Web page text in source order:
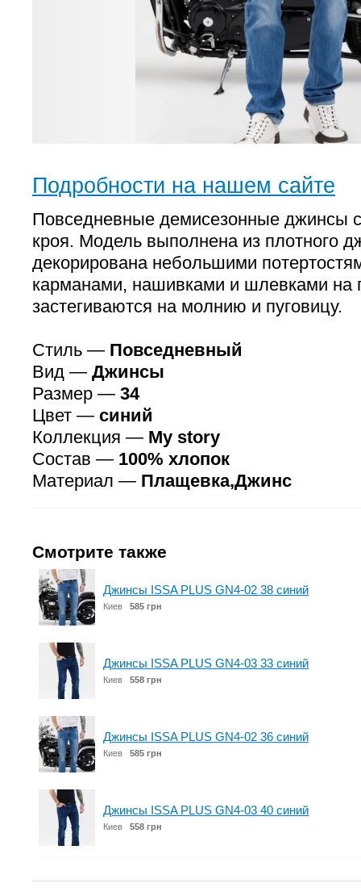
Подробности на нашем сайте
Повседневные демисезонные джинсы
кроя. Модель выполнена из плотного
декорирована небольшими
карманами, нашивками и шлевками на
застегиваются на молнию и пуговицу.
Стиль — Повседневный
Вид — Джинсы
Размер — 34
Цвет — синий
Коллекция — My story
Состав — 100% хлопок
Материал — Плащевка,Джинс
Смотрите также
Джинсы ISSA PLUS GN4-02 38 синий
Киев 585 грн
Джинсы ISSA PLUS GN4-03 33 синий
Киев 558 грн
Джинсы ISSA PLUS GN4-02 36 синий
Киев 585 грн
Джинсы ISSA PLUS GN4-03 40 синий
Киев 558 грн